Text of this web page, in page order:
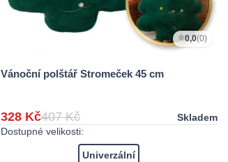
0,0(0)
Vánoční polštář Stromeček 45 cm
328 Kč407 Kč
Skladem
Dostupné velikosti:
Univerzální